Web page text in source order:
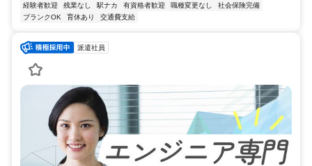
経験者歓迎
残業なし 駅ナカ 有資格者歓迎 職種変更なし
社会保険完備
ブランクOK
育休あり 交通費支給
派遣社員